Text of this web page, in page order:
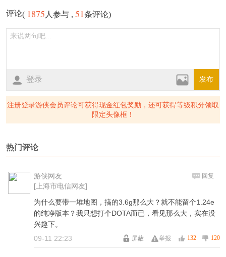
评论( 1875 人参与 , 51条评论)
登录 发布
注册登录游侠会员评论可获得现金红包奖励，还可获得等级积分领取
限定头像框！
热门评论
游侠网友
[上海市电信网友]
回复
为什么要带一堆地图，搞的3.6g那么大？就不能留个1.24e
的纯净版本？我只想打个DOTA而已，看见那么大，实在没
兴趣下。
120
132
举报
屏蔽
09-11 22:23